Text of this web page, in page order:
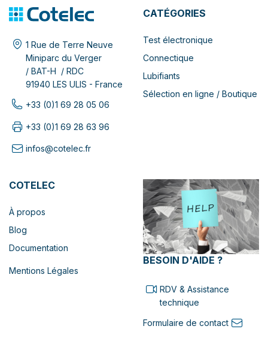
1 Rue de Terre Neuve
Miniparc du Verger
/ BAT-H / RDC
91940 LES ULIS - France
+33 (0)1 69 28 05 06
+33 (0)1 69 28 63 96
infos@cotelec.fr
CATÉGORIES
Test électronique
Connectique
Lubifiants
Sélection en ligne / Boutique
COTELEC
À propos
Blog
Documentation
Mentions Légales
BESOIN D'AIDE ?
RDV & Assistance
technique
Formulaire de contact